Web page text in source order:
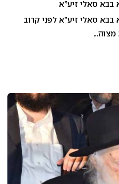
בבא סאלי זיע”א
בבא סאלי זיע”א לפני קרוב
מצוה…